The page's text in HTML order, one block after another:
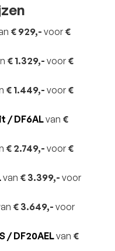
€ 929,- voor €
€ 1.329,- voor €
€ 1.449,- voor €
/ DF6ALvan €
€ 2.749,- voor €
van € 3.399,- voor
€ 3.649,- voor
/ DF20AELvan €